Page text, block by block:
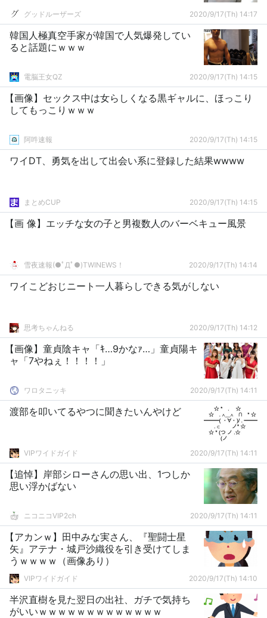
グッドルーザーズ 2020/9/17(Th) 14:17
韓国人極真空手家が韓国で人気爆発してい
ると話題にｗｗｗ
電脳王女QZ 2020/9/17(Th) 14:15
【画像】セックス中は女らしくなる黒ギャルに、ほっこり
してもっこりｗｗｗ
阿吽速報 2020/9/17(Th) 14:15
ワイDT、勇気を出して出会い系に登録した結果wwww
まとめCUP 2020/9/17(Th) 14:15
【画 像】エッチな女の子と男複数人のバーベキュー風景
雪夜速報(●ﾟДﾟ●)TWINEWS！ 2020/9/17(Th) 14:14
ワイこどおじニート一人暮らしできる気がしない
思考ちゃんねる 2020/9/17(Th) 14:12
【画像】童貞陰キャ「ｷ…9かなｧ…」童貞陽キ
ャ「7やねぇ！！！！」
ワロタニッキ 2020/9/17(Th) 14:11
渡部を叩いてるやつに聞きたいんやけど
VIPワイドガイド 2020/9/17(Th) 14:11
【追悼】岸部シローさんの思い出、1つしか
思い浮かばない
ニコニコVIP2ch 2020/9/17(Th) 14:11
【アカンｗ】田中みな実さん、『聖闘士星
矢』アテナ・城戸沙織役を引き受けてしま
うｗｗｗｗ（画像あり）
VIPワイドガイド 2020/9/17(Th) 14:10
半沢直樹を見た翌日の出社、ガチで気持ち
がいいｗｗｗｗｗｗｗｗｗｗｗｗｗ